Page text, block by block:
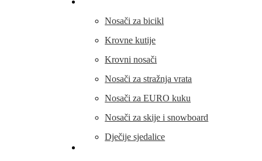
Nosači za bicikl
Krovne kutije
Krovni nosači
Nosači za stražnja vrata
Nosači za EURO kuku
Nosači za skije i snowboard
Dječije sjedalice